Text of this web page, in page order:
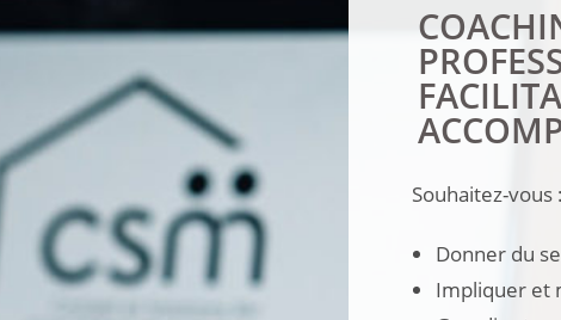
Souhaitez-vous :
Donner du
Impliquer et